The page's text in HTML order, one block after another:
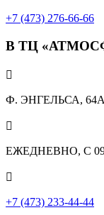
+7 (473) 276-66-66
В ТЦ

Ф. ЭНГЕЛЬСА, 64А

ЕЖЕДНЕВНО, С

+7 (473) 233-44-44